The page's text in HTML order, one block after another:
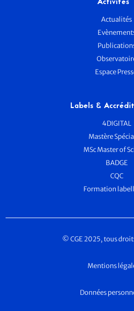
Actualités
Espace
Labels &
4DIGITAL
Mastère
MSc Master of
BADGE
CQC
Formation
© CGE 2025, tous
Mentions
Données